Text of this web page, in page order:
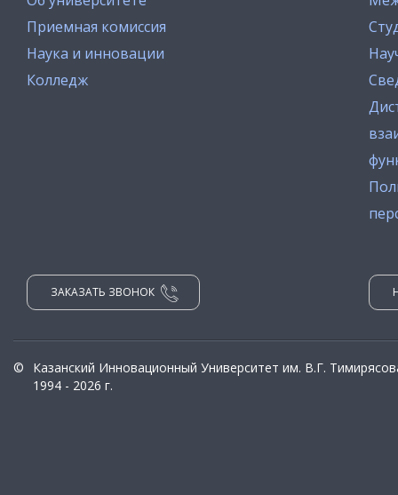
Приемная комиссия
Наука и инновации
Колледж
ЗАКАЗАТЬ ЗВОНОК
©
Казанский Инновационный Университет им. В.Г.
1994 - 2026 г.